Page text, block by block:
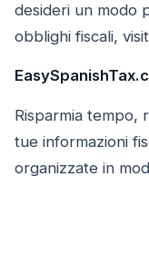
desideri un modo
obblighi fiscali,
Risparmia tempo,
tue informazioni
organizzate in